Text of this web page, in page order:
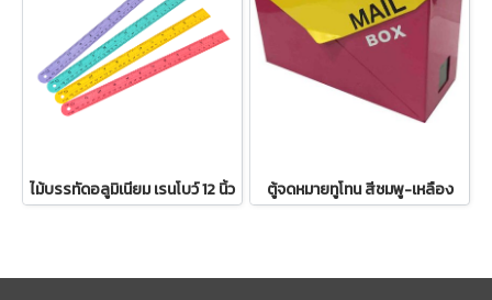
ไม้บรรทัดอลูมิเนียม เรนโบว์ 12 นิ้ว ตู้จดหมายทูโทน สีชมพู-เหลือง